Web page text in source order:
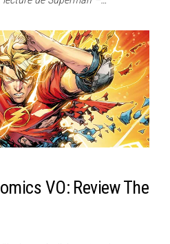
VO: Review The